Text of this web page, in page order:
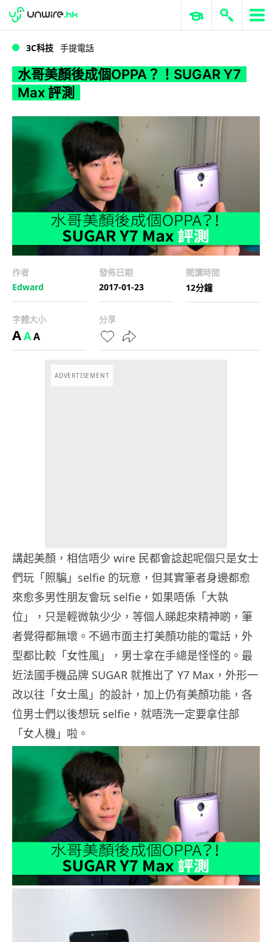
WWDC 2026 ERP 與商業 AI
3C科技 手提電話
水哥美顏後成個OPPA？！SUGAR Y7
Max 評測
作者
Edward
發佈日期
2017-01-23
閱讀時間
12分鐘
字體大小
AAA
分享
ADVERTISEMENT
講起美顏，相信唔少 wire 民都會諗起呢個只是女士
們玩「照騙」selfie 的玩意，但其實筆者身邊都愈
來愈多男性朋友會玩 selfie，如果唔係「大執
位」，只是輕微執少少，等個人睇起來精神啲，筆
者覺得都無壞。不過市面主打美顏功能的電話，外
型都比較「女性風」，男士拿在手總是怪怪的。最
近法國手機品牌 SUGAR 就推出了 Y7 Max，外形一
改以往「女士風」的設計，加上仍有美顏功能，各
位男士們以後想玩 selfie，就唔洗一定要拿住部
「女人機」啦。